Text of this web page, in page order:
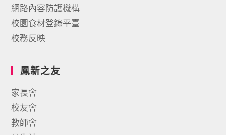
網路內容防護機構
校園食材登錄平臺
校務反映
鳳新之友
家長會
校友會
教師會